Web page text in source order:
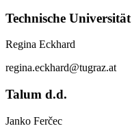
Technische
Regina Eckhard
regina.eckhard@tugraz.at
Talum d.d.
Janko Ferčec